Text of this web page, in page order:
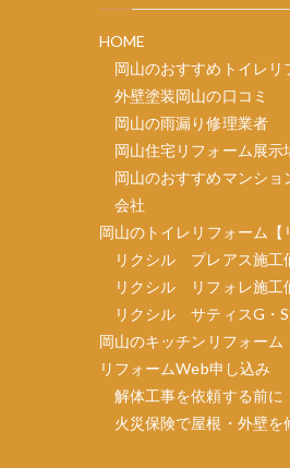
HOME
岡山のおすすめトイレリ
外壁塗装岡山の口コミ
岡山の雨漏り修理業者
岡山住宅リフォーム展示
岡山のおすすめマンショ
会社
岡山のトイレリフォーム【
リクシル プレアス施工
リクシル リフォレ施工
リクシル サティスG・
岡山のキッチンリフォーム
リフォームWeb申し込み
解体工事を依頼する前に
火災保険で屋根・外壁を